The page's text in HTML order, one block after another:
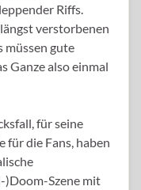
Riffs.
verstorbenen
müssen gute
Ganze also einmal
für seine
die Fans, haben
)Doom-Szene mit